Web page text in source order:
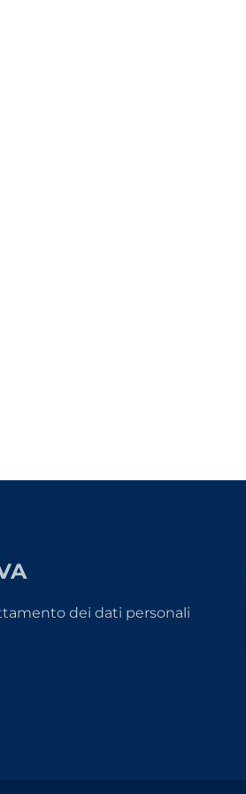
dei dati personali